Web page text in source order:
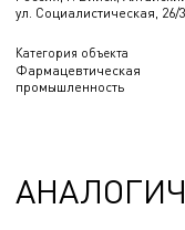
ул. Социалистическая, 26/3
Категория объекта
Фармацевтическая
промышленность